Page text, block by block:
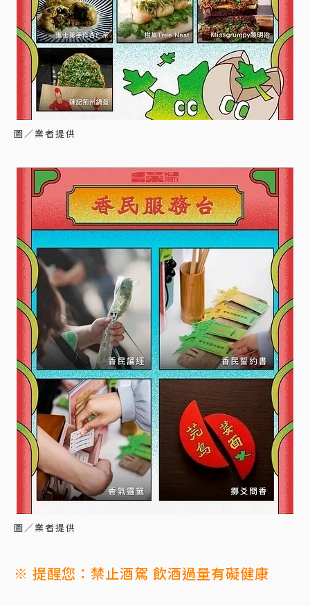
圖／業者提供
圖／業者提供
※ 提醒您：禁止酒駕 飲酒過量有礙健康